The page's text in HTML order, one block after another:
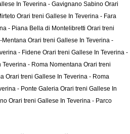
In Teverina - Gavignano Sabino Orari
Orari treni Gallese In Teverina - Fara
- Piana Bella di Montelibretti Orari treni
Mentana Orari treni Gallese In Teverina -
- Fidene Orari treni Gallese In Teverina -
Teverina - Roma Nomentana Orari treni
Orari treni Gallese In Teverina - Roma
- Ponte Galeria Orari treni Gallese In
Orari treni Gallese In Teverina - Parco